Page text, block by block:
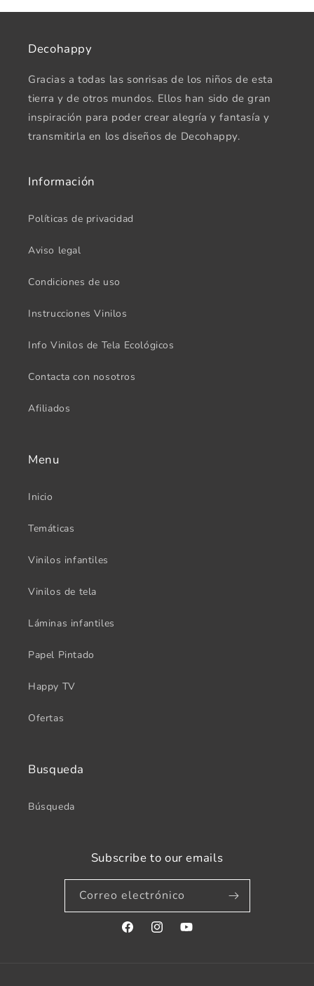
Decohappy
Gracias a todas las sonrisas de los niños de esta
tierra y de otros mundos. Ellos han sido de gran
inspiración para poder crear alegría y fantasía y
transmitirla en los diseños de Decohappy.
Información
Políticas de privacidad
Aviso legal
Condiciones de uso
Instrucciones Vinilos
Info Vinilos de Tela Ecológicos
Contacta con nosotros
Afiliados
Menu
Inicio
Temáticas
Vinilos infantiles
Vinilos de tela
Láminas infantiles
Papel Pintado
Happy TV
Ofertas
Busqueda
Búsqueda
Subscribe to our emails
Correo electrónico
FacebookInstagramYouTube